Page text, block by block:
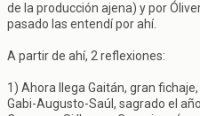
de la producción ajena) y por
pasado las entendí por ahí.
A partir de ahí, 2 reflexiones:
1) Ahora llega Gaitán, gran
Gabi-Augusto-Saúl, sagrado el